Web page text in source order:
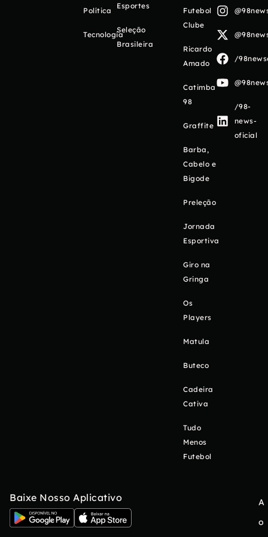
Política
Tecnologia
Esportes
Seleção
Brasileira
Futebol
Clube
Ricardo
Amado
Catimba
98
Graffite
Barba,
Cabelo e
Bigode
Preleção
Jornada
Esportiva
Giro na
Gringa
Os
Players
Matula
Buteco
Cadeira
Cativa
Tudo
Menos
Futebol
/
/98-
news-
oficial
Baixe Nosso Aplicativo
A
o